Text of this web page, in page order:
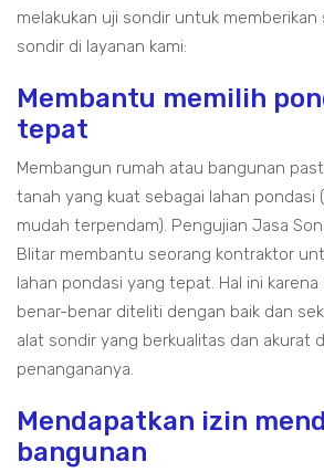
melakukan uji sondir untuk memberikan
sondir di layanan kami:
Membantu memilih
tepat
Membangun rumah atau bangunan
tanah yang kuat sebagai lahan pondasi
mudah terpendam). Pengujian Jasa
Blitar membantu seorang kontraktor
lahan pondasi yang tepat. Hal ini
benar-benar diteliti dengan baik dan
alat sondir yang berkualitas dan akurat
penangananya.
Mendapatkan izin
bangunan